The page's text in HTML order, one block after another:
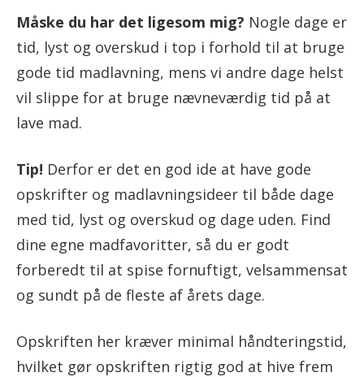
Måske du har det ligesom mig? Nogle dage er
tid, lyst og overskud i top i forhold til at bruge
gode tid madlavning, mens vi andre dage helst
vil slippe for at bruge nævneværdig tid på at
lave mad.
Tip! Derfor er det en god ide at have gode
opskrifter og madlavningsideer til både dage
med tid, lyst og overskud og dage uden. Find
dine egne madfavoritter, så du er godt
forberedt til at spise fornuftigt, velsammensat
og sundt på de fleste af årets dage.
Opskriften her kræver minimal håndteringstid,
hvilket gør opskriften rigtig god at hive frem